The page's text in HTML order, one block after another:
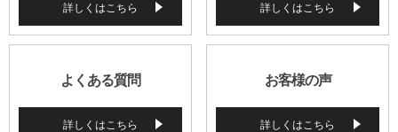
詳しくはこちら 詳しくはこちら
よくある質問
詳しくはこちら
お客様の声
詳しくはこちら